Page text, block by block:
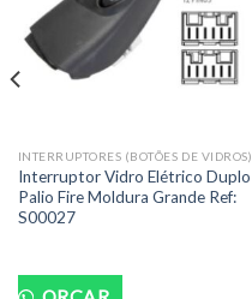
INTERRUPTORES (BOTÕES DE VIDROS)
Interruptor Vidro Elétrico Duplo
Palio Fire Moldura Grande Ref:
S00027